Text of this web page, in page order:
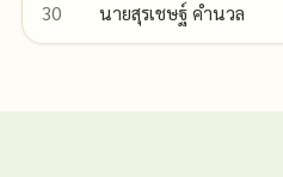
30 นายสุรเชษฐ์ คำนวล